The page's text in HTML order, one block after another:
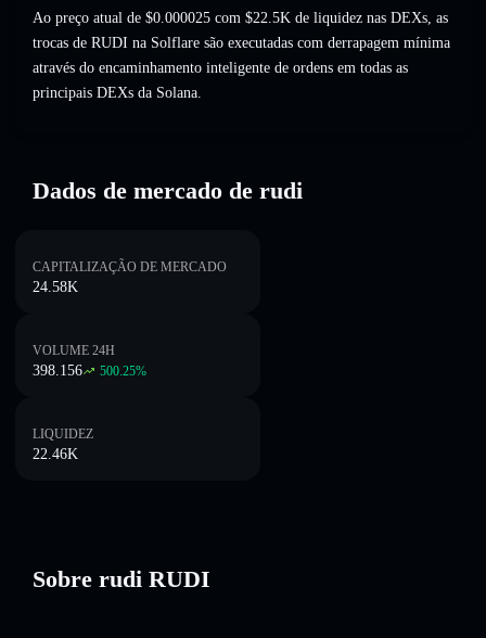
Ao preço atual de $0.000025 com $22.5K de liquidez nas DEXs, as
trocas de RUDI na Solflare são executadas com derrapagem mínima
através do encaminhamento inteligente de ordens em todas as
principais DEXs da Solana.
Dados de mercado de rudi
CAPITALIZAÇÃO DE MERCADO
24.58K
VOLUME 24H
398.156 500.25%
LIQUIDEZ
22.46K
Sobre rudi RUDI